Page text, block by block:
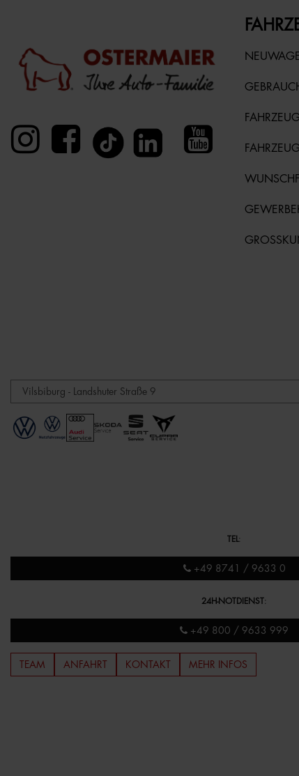
TEL :
+49 8741 / 9633 0
24H-NOTDIENST:
+49 800 / 9633 999
TEAM ANFAHRT KONTAKT MEHR INFOS